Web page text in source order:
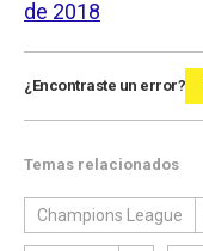
de 2018
¿Encontraste un error?
Temas relacionados
Champions League